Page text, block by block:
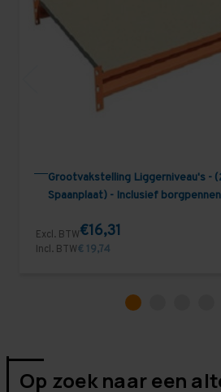
Grootvakstelling Liggerniveau's -
Spaanplaat) - Inclusief borgpennen
Excl. BTW€16,31
Incl. BTW€ 19,74
Op zoek naar een